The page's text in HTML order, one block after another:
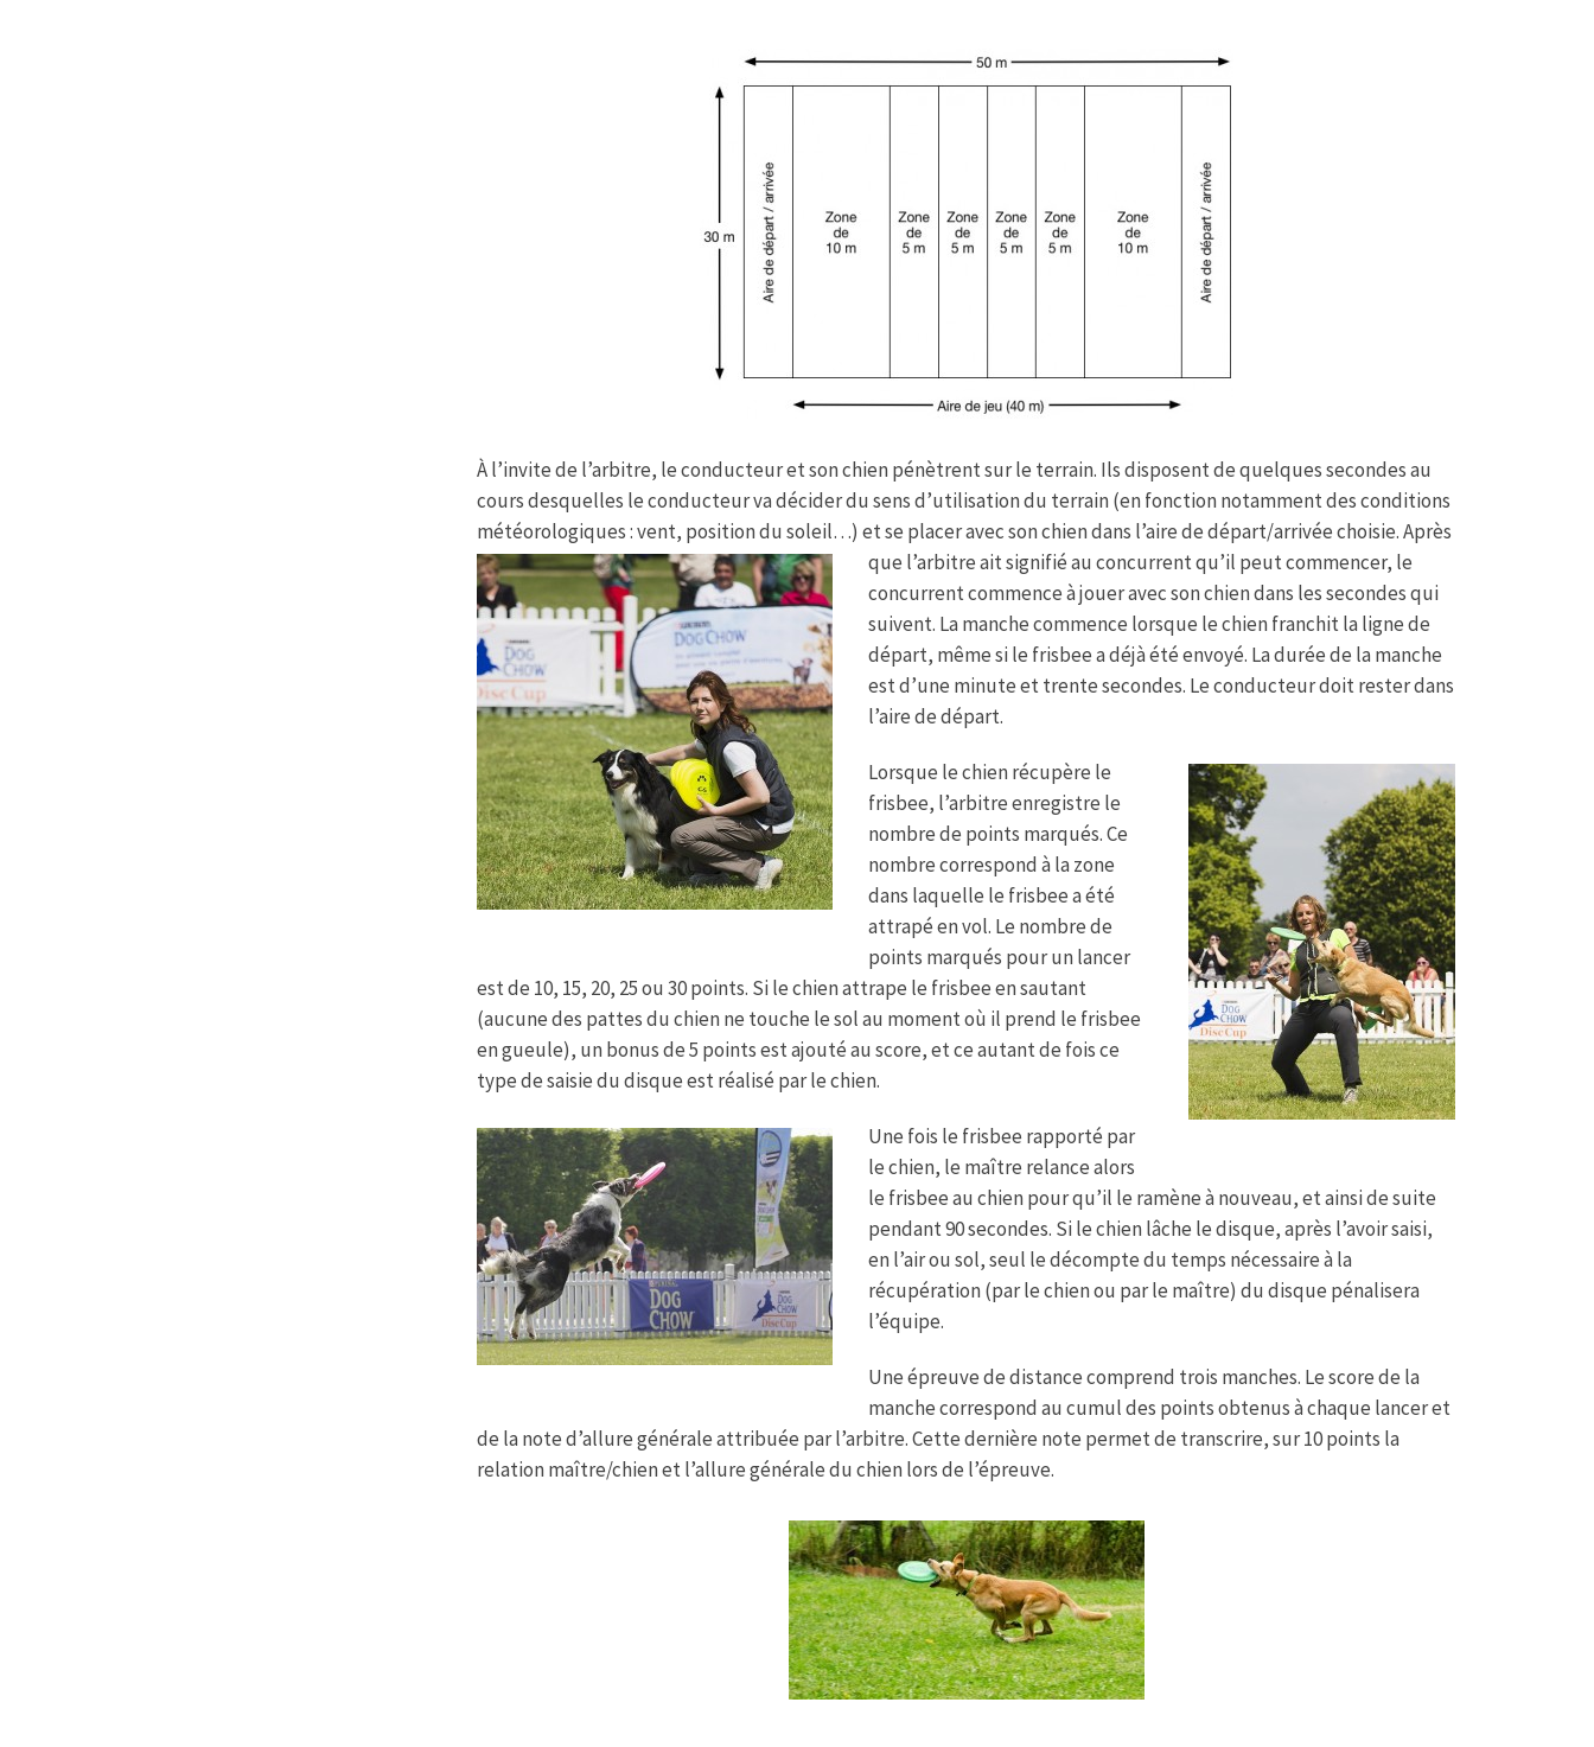
À l’invite de l’arbitre, le conducteur et son chien pénètrent sur le terrain. Ils disposent de quelques secondes au
cours desquelles le conducteur va décider du sens d’utilisation du terrain (en fonction notamment des conditions
météorologiques : vent, position du soleil…) et se placer avec son chiendans l’aire de départ/arrivée choisie. Après
que l’arbitre ait signifié au concurrent qu’il peut commencer, le
concurrent commence à jouer avec son chien dans les secondes qui
suivent. La manche commence lorsque le chien franchit la ligne de
départ, même si le frisbee a déjà été envoyé. La durée de la manche
est d’une minute et trente secondes. Le conducteur doit rester dans
l’aire de départ.
Lorsque le chien récupère le
frisbee, l’arbitre enregistre le
nombre de points marqués. Ce
nombre correspond à la zone
dans laquelle le frisbee a été
attrapé en vol. Le nombre de
points marqués pour un lancer
est de 10, 15, 20, 25 ou 30 points. Si le chien attrape le frisbee en sautant
(aucune des pattes du chien ne touche le sol au moment où il prend le frisbee
en gueule), un bonus de 5 points est ajouté au score, et ce autant de fois ce
type de saisie du disque est réalisé par le chien.
Une fois le frisbee rapporté par
le chien, le maître relance alors
le frisbee au chien pour qu’il le ramène à nouveau, et ainsi de suite
pendant 90 secondes. Si le chien lâche le disque, après l’avoir saisi,
en l’air ou sol, seul le décompte du temps nécessaire à la
récupération (par le chien ou par le maître) du disque pénalisera
l’équipe.
Une épreuve de distance comprend trois manches. Le score de la
manche correspond au cumul des points obtenus à chaque lancer et
de la note d’allure générale attribuée par l’arbitre. Cette dernière note permet de transcrire, sur 10 points la
relation maître/chien et l’allure générale du chien lors de l’épreuve.